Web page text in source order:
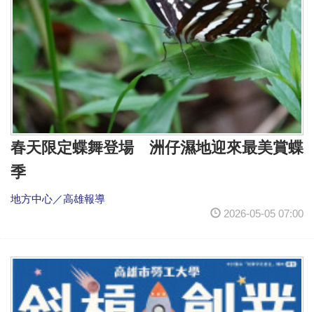
春天限定蝶舞登場 洲仔濕地迎來最美賞蝶
季
地方中心／高雄報導
2026-05-05 07:00